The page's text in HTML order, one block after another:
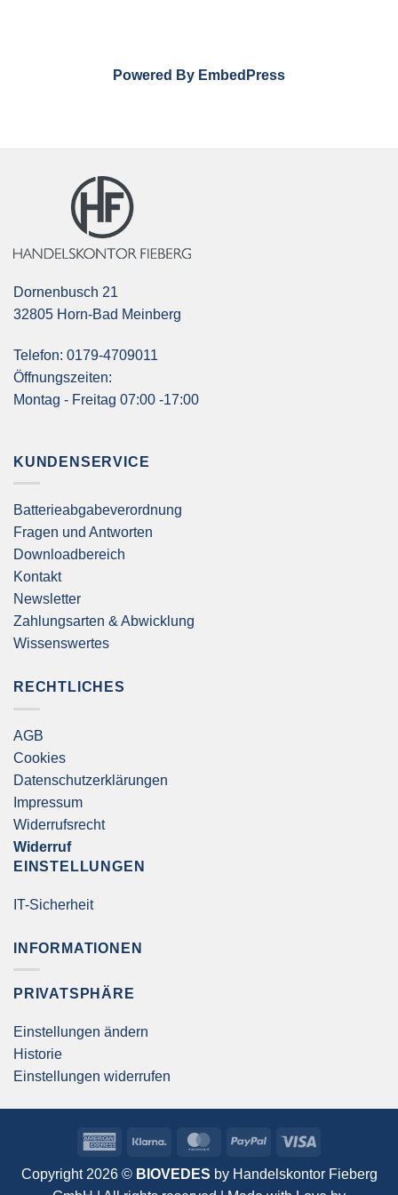
Powered By EmbedPress
Dornenbusch 21
32805 Horn-Bad Meinberg
Telefon: 0179-4709011
Öffnungszeiten:
Montag - Freitag 07:00 -17:00
KUNDENSERVICE
Batterieabgabeverordnung
Fragen und Antworten
Downloadbereich
Kontakt
Newsletter
Zahlungsarten & Abwicklung
Wissenswertes
RECHTLICHES
AGB
Cookies
Datenschutzerklärungen
Impressum
Widerrufsrecht
Widerruf
EINSTELLUNGEN
IT-Sicherheit
INFORMATIONEN
PRIVATSPHÄRE
Einstellungen ändern
Historie
Einstellungen widerrufen
American Klarna MasterCardPayPal
Copyright 2026 © BIOVEDES by Handelskontor Fieberg